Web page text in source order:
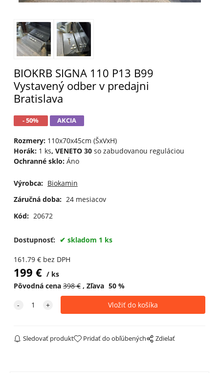
BIOKRB SIGNA 110 P13 B99
Vystavený odber v predajni
Bratislava
- 50% AKCIA
Rozmery:110x70x45cm (ŠxVxH)
Horák: 1 ks, VENETO 30 so zabudovanou reguláciou
Ochranné sklo:Áno
Výrobca: Biokamin
Záručná doba: 24 mesiacov
Kód: 20672
Dostupnosť: skladom 1 ks
161.79€ bez DPH
199 €
ks
Pôvodná cena 398€ Zľava 50%
Sledovať produkt Pridať do obľúbených Zdielať